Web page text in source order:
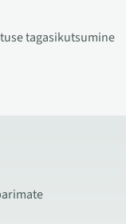
tagasikutsumine